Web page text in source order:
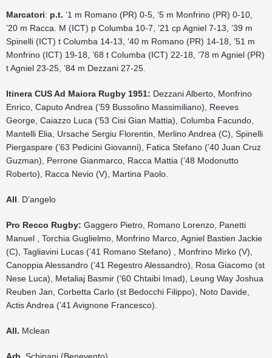
Marcatori: p.t. ‘1 m Romano (PR) 0-5, ‘5 m Monfrino (PR) 0-10,
’20 m Racca. M (ICT) p Columba 10-7, ’21 cp Agniel 7-13, ’39 m
Spinelli (ICT) t Columba 14-13, ’40 m Romano (PR) 14-18, ’51 m
Monfrino (ICT) 19-18, ’68 t Columba (ICT) 22-18, ’78 m Agniel (PR)
t Agniel 23-25, ’84 m Dezzani 27-25.
Itinera CUS Ad Maiora Rugby 1951: Dezzani Alberto, Monfrino
Enrico, Caputo Andrea (’59 Bussolino Massimiliano), Reeves
George, Caiazzo Luca (’53 Cisi Gian Mattia), Columba Facundo,
Mantelli Elia, Ursache Sergiu Florentin, Merlino Andrea (C), Spinelli
Piergaspare (’63 Pedicini Giovanni), Fatica Stefano (’40 Juan Cruz
Guzman), Perrone Gianmarco, Racca Mattia (’48 Modonutto
Roberto), Racca Nevio (V), Martina Paolo.
All . D’angelo
Pro Recco Rugby: Gaggero Pietro, Romano Lorenzo, Panetti
Manuel , Torchia Guglielmo, Monfrino Marco, Agniel Bastien Jackie
(C), Tagliavini Lucas (’41 Romano Stefano) , Monfrino Mirko (V),
Canoppia Alessandro (’41 Regestro Alessandro), Rosa Giacomo (st
Nese Luca), Metaliaj Basmir (’60 Chtaibi Imad), Leung Way Joshua
Reuben Jan, Corbetta Carlo (st Bedocchi Filippo), Noto Davide,
Actis Andrea (’41 Avignone Francesco).
All. Mclean